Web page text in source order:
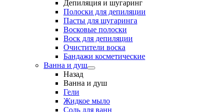
Депиляция и шугаринг
Полоски для депиляции
Пасты для шугаринга
Восковые полоски
Воск для депиляции
Очистители воска
Бандажи косметические
Ванна и душ
Назад
Ванна и душ
Гели
Жидкое мыло
Соль для ванн